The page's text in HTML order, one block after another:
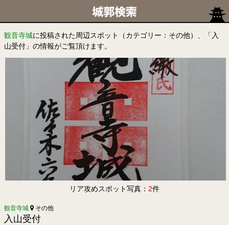
観音寺城に投稿された周辺スポット（カテゴリー：その他）、「入
山受付」の情報がご覧頂けます。
リア攻めスポット写真： 2件
観音寺城 その他
入山受付